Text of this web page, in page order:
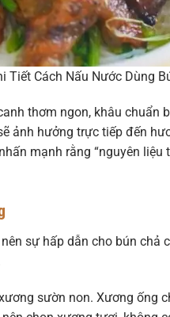
Tiết Cách Nấu Nước Dùng
thơm ngon, khâu chuẩn
ảnh hưởng trực tiếp đến
mạnh rằng “nguyên
sự hấp dẫn cho bún
sườn non. Xương ống